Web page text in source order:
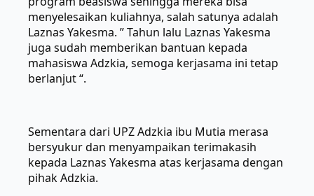
menyelesaikan kuliahnya, salah satunya adalah
Laznas Yakesma. ” Tahun lalu Laznas Yakesma
juga sudah memberikan bantuan kepada
mahasiswa Adzkia, semoga kerjasama ini tetap
berlanjut “.
Sementara dari UPZ Adzkia ibu Mutia merasa
bersyukur dan menyampaikan terimakasih
kepada Laznas Yakesma atas kerjasama dengan
pihak Adzkia.